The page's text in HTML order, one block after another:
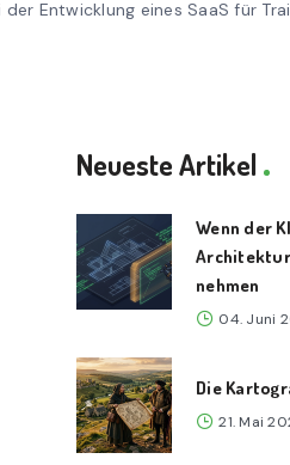
Entwicklung eines SaaS für
Neueste Artikel
Wenn der
nehmen
04. Juni
Die
21. Mai